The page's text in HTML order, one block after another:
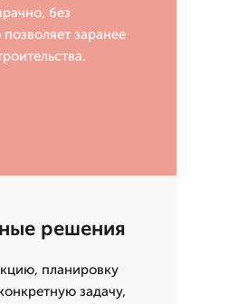
без
заранее
решения
планировку
задачу,